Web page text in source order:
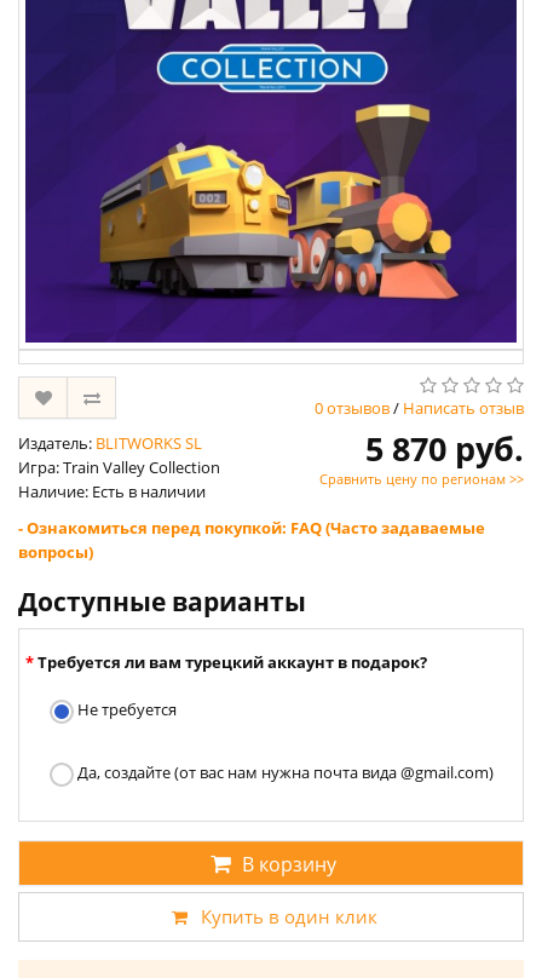
0 отзывов/ Написать отзыв
Издатель: BLITWORKS SL
Игра: Train Valley Collection
Наличие: Есть в наличии
5 870 руб.
Сравнить цену по регионам >>
- Ознакомиться перед покупкой: FAQ (Часто задаваемые
вопросы)
Доступные варианты
Требуется ли вам турецкий аккаунт в подарок?
Не требуется
Да, создайте (от вас нам нужна почта вида @gmail.com)
В корзину
Купить в один клик